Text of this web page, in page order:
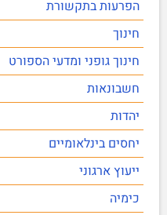
הפרעות בתקשורת
חינוך
חינוך גופני ומדעי הספורט
חשבונאות
יהדות
יחסים בינלאומיים
ייעוץ ארגוני
כימיה